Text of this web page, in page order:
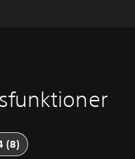
(8)